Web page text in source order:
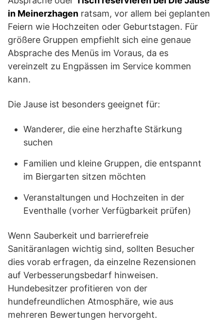
in Meinerzhagen ratsam, vor allem bei geplanten
Feiern wie Hochzeiten oder Geburtstagen. Für
größere Gruppen empfiehlt sich eine genaue
Absprache des Menüs im Voraus, da es
vereinzelt zu Engpässen im Service kommen
kann.
Die Jause ist besonders geeignet für:
Wanderer, die eine herzhafte Stärkung
suchen
Familien und kleine Gruppen, die entspannt
im Biergarten sitzen möchten
Veranstaltungen und Hochzeiten in der
Eventhalle (vorher Verfügbarkeit prüfen)
Wenn Sauberkeit und barrierefreie
Sanitäranlagen wichtig sind, sollten Besucher
dies vorab erfragen, da einzelne Rezensionen
auf Verbesserungsbedarf hinweisen.
Hundebesitzer profitieren von der
hundefreundlichen Atmosphäre, wie aus
mehreren Bewertungen hervorgeht.